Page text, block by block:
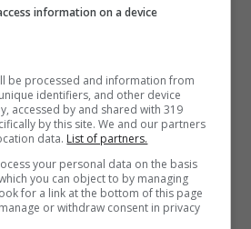
così, senza indugi
quando ...
information on a device
be processed and information from
identifiers, and other device
accessed by and shared with 319
by this site. We and our partners
data. List of partners.
your personal data on the basis
you can object to by managing
for a link at the bottom of this page
or withdraw consent in privacy